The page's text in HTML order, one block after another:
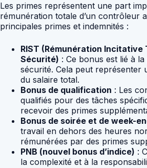
Les primes représentent une part
rémunération totale d’un contrôleur
principales primes et indemnités :
RIST (Rémunération Incitative
Sécurité) : Ce bonus est lié à
sécurité. Cela peut représenter
du salaire total.
Bonus de qualification : Les
qualifiés pour des tâches
recevoir des primes
Bonus de soirée et de week-
travail en dehors des heures
rémunérées par des primes
PNB (nouvel bonus d’indice) :
la complexité et à la